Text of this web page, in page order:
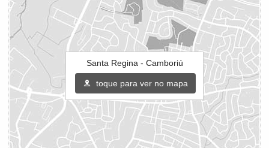
Santa Regina - Camboriú
toque para ver no mapa